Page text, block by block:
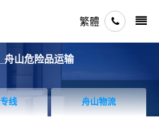
繁體
舟山危险品运输
线 舟山物流